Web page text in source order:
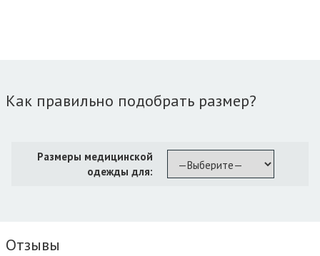
Как правильно подобрать размер?
Размеры медицинской
одежды для:
Отзывы